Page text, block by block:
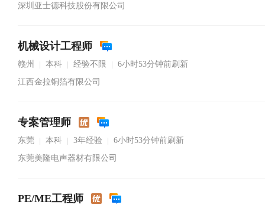
深圳亚士德科技股份有限公司
机械设计工程师
赣州 本科 经验不限
6小时53分钟前刷新
江西金拉铜箔有限公司
专案管理师
东莞 本科 3年经验
6小时53分钟前刷新
东莞美隆电声器材有限公司
PE/ME工程师